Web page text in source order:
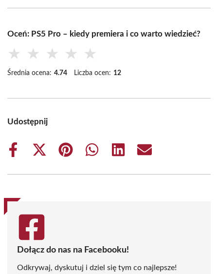
Oceń: PS5 Pro – kiedy premiera i co warto wiedzieć?
★ ★ ★ ★ ★
Średnia ocena: 4.74 Liczba ocen: 12
Udostępnij
Share
Share
(Twitter)
Share
Share
Share
Share
Dołącz do nas na Facebooku!
Odkrywaj, dyskutuj i dziel się tym co najlepsze!